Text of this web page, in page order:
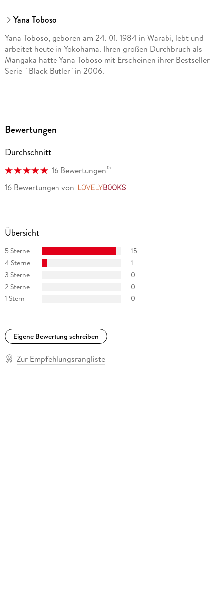
Hamburg, produktsicherheit@carlsen.de
Yana Toboso
Yana Toboso, geboren am 24. 01. 1984 in Warabi, lebt und
arbeitet heute in Yokohama. Ihren großen Durchbruch als
Mangaka hatte Yana Toboso mit Erscheinen ihrer Bestseller-
Serie " Black Butler" in 2006.
Bewertungen
Durchschnitt
16 Bewertungen15
16 Bewertungen von
Übersicht
5 Sterne
15
4 Sterne
1
3 Sterne
0
2 Sterne
0
1 Stern
0
Eigene Bewertung schreiben
Zur Empfehlungsrangliste